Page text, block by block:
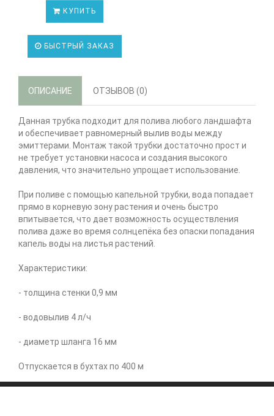
КУПИТЬ
БЫСТРЫЙ ЗАКАЗ
ОПИСАНИЕ ОТЗЫВОВ (0)
Данная трубка подходит для полива любого ландшафта
и обеспечивает равномерный вылив воды между
эмиттерами. Монтаж такой трубки достаточно прост и
не требует установки насоса и создания высокого
давления, что значительно упрощает использование.
При поливе с помощью капельной трубки, вода попадает
прямо в корневую зону растения и очень быстро
впитывается, что дает возможность осуществления
полива даже во время солнцепёка без опаски попадания
капель воды на листья растений.
Характеристики:
- толщина стенки 0,9 мм
- водовылив 4 л/ч
- диаметр шланга 16 мм
Отпускается в бухтах по 400 м